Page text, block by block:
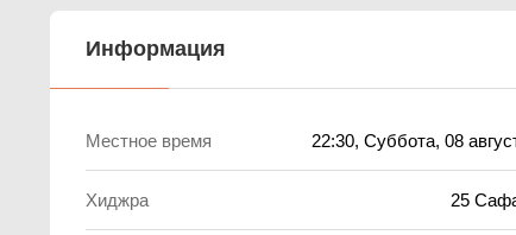
Информация
Местное время 22:30, Суббота, 08
Хиджра 25